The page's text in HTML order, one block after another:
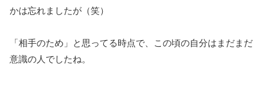
かは忘れましたが（笑）
「相手のため」と思ってる時点で、この頃の自分はまだまだ
意識の人でしたね。